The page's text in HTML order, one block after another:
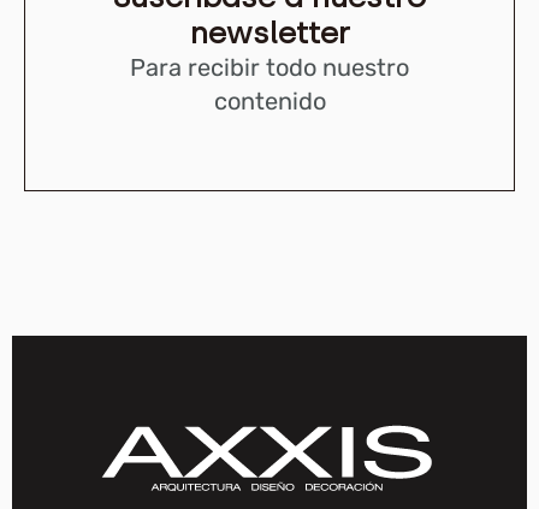
newsletter
Para recibir todo nuestro
contenido